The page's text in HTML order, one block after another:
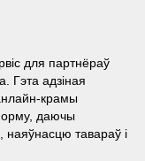
для партнёраў
Гэта адзіная
крамы
даючы
наяўнасцю тавараў і